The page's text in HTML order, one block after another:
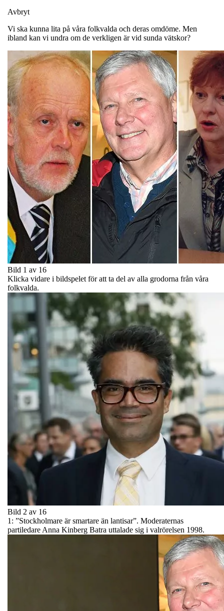
Avbryt
Vi ska kunna lita på våra folkvalda och deras omdöme. Men
ibland kan vi undra om de verkligen är vid sunda vätskor?
Bild 1 av 16
Klicka vidare i bildspelet för att ta del av alla grodorna från våra
folkvalda.
Bild 2 av 16
1: ”Stockholmare är smartare än lantisar”. Moderaternas
partiledare Anna Kinberg Batra uttalade sig i valrörelsen 1998.